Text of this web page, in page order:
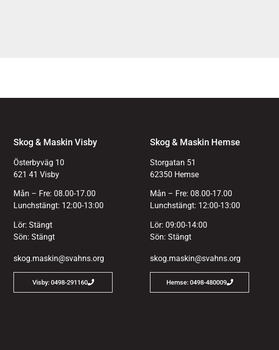
Skog & Maskin Visby
Österbyväg 10
621 41 Visby
Mån – Fre: 08.00-17.00
Lunchstängt: 12:00-13:00
Lör: Stängt
Sön: Stängt
skog.maskin@svahns.org
Visby: 0498-291160
Skog & Maskin Hemse
Storgatan 51
62350 Hemse
Mån – Fre: 08.00-17.00
Lunchstängt: 12:00-13:00
Lör: 09:00-14:00
Sön: Stängt
skog.maskin@svahns.org
Hemse: 0498-480009